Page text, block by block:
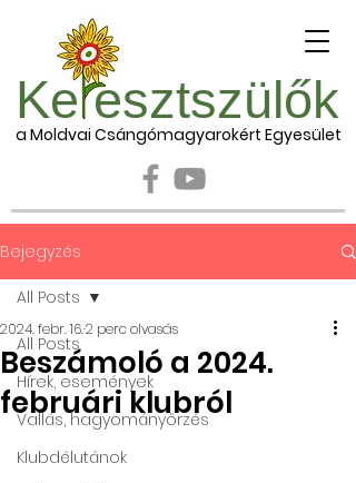
Ke esztszülők
a Moldvai Csángómagyarokért Egyesület
Bejegyzés
All Posts
Hírek, események
Vallás, hagyományőrzés
Klubdélutánok
All Posts
Beszámoló a 2024.
februári klubról
2024. febr. 16.2 perc olvasás